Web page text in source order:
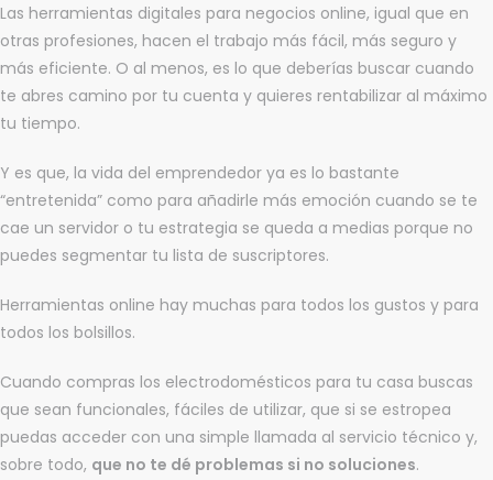
Las herramientas digitales para negocios online, igual que en
otras profesiones, hacen el trabajo más fácil, más seguro y
más eficiente. O al menos, es lo que deberías buscar cuando
te abres camino por tu cuenta y quieres rentabilizar al máximo
tu tiempo.
Y es que, la vida del emprendedor ya es lo bastante
“entretenida” como para añadirle más emoción cuando se te
cae un servidor o tu estrategia se queda a medias porque no
puedes segmentar tu lista de suscriptores.
Herramientas online hay muchas para todos los gustos y para
todos los bolsillos.
Cuando compras los electrodomésticos para tu casa buscas
que sean funcionales, fáciles de utilizar, que si se estropea
puedas acceder con una simple llamada al servicio técnico y,
sobre todo, que no te dé problemas si no soluciones.